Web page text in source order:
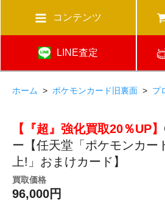
コンテンツ
LINE査定
ホーム > ポケモンカード旧裏面 > プ
【『超』強化買取20％UP】
ー【任天堂「ポケモンカー
上!」おまけカード】
買取価格
96,000円